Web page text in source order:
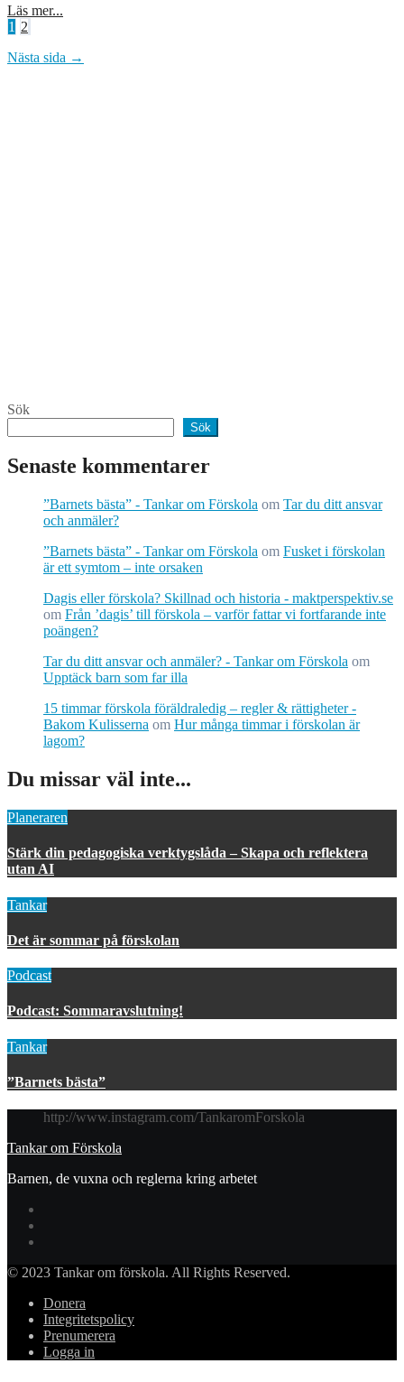
Läs mer...
Sidnumrering
för
1 2
Nästa sida →
Sök
Sök
Senaste kommentarer
”Barnets bästa” - Tankar om Förskola om Tar du ditt ansvar
och anmäler?
”Barnets bästa” - Tankar om Förskola om Fusket i förskolan
är ett symtom – inte orsaken
Dagis eller förskola? Skillnad och historia - maktperspektiv.se
om Från ’dagis’ till förskola – varför fattar vi fortfarande inte
poängen?
Tar du ditt ansvar och anmäler? - Tankar om Förskola om
Upptäck barn som far illa
15 timmar förskola föräldraledig – regler & rättigheter -
Bakom Kulisserna om Hur många timmar i förskolan är
lagom?
Du missar väl inte...
Planeraren
Stärk din pedagogiska verktygslåda – Skapa och reflektera
utan AI
Tankar
Det är sommar på förskolan
Podcast
Podcast: Sommaravslutning!
Tankar
”Barnets bästa”
http://www.instagram.com/TankaromForskola
Tankar om Förskola
Barnen, de vuxna och reglerna kring arbetet
© 2023 Tankar om förskola. All Rights Reserved.
Donera
Integritetspolicy
Prenumerera
Logga in